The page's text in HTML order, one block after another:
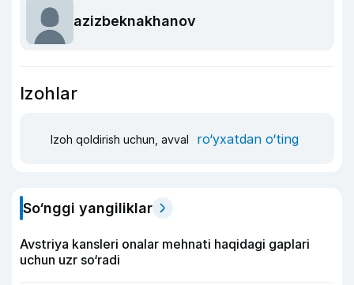
azizbeknakhanov
Izohlar
Izoh qoldirish uchun, avval ro‘yxatdan o‘ting
So‘nggi yangiliklar
Avstriya kansleri onalar mehnati haqidagi gaplari
uchun uzr so‘radi